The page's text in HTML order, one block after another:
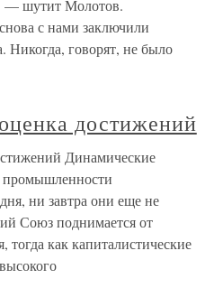
— шутит Молотов.
с нами заключили
Никогда, говорят, не было
достижений
Динамические
промышленности
ни завтра они еще не
Союз поднимается от
как капиталистические